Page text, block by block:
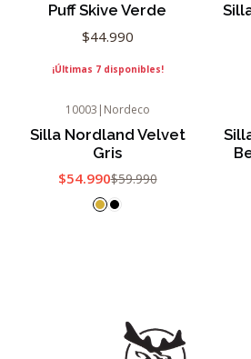
Puff Skive Verde
$44.990
¡Últimas 7 disponibles!
10003 | Nordeco
Silla Nordland Velvet
Gris
$54.990$59.990